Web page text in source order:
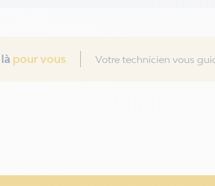
pour vous Votre technicien vous